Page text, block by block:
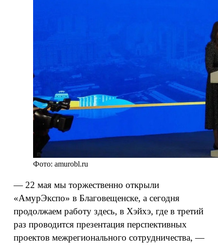
Фото: amurobl.ru
— 22 мая мы торжественно открыли
«АмурЭкспо» в Благовещенске, а сегодня
продолжаем работу здесь, в Хэйхэ, где в третий
раз проводится презентация перспективных
проектов межрегионального сотрудничества, —